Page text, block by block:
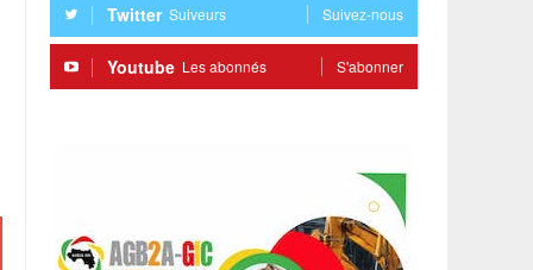
Twitter Suiveurs Suivez-nous
Youtube Les abonnés S'abonner